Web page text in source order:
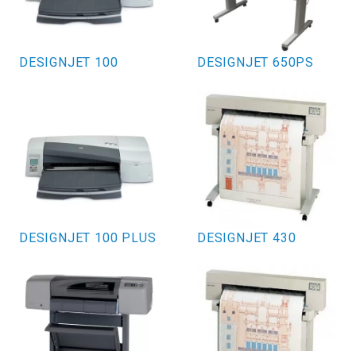
DESIGNJET 100
DESIGNJET 100 PLUS
DESIGNJET 650PS
DESIGNJET 430